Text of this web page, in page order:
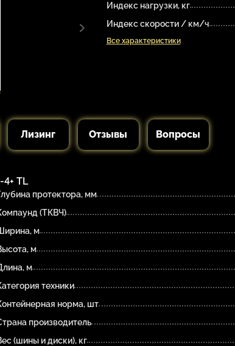
Индекс нагрузки, кг
Индекс скорости / км/ч
Все характеристики
Лизинг Отзывы Вопросы
TL
протектора, мм
(ТКВЧ)
м
м
м
техники
норма, шт
производитель
(шины и диски), кг